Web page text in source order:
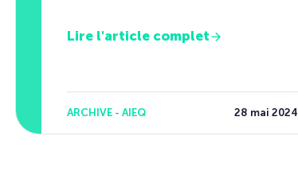
Lire l'article complet
ARCHIVE - AIEQ 28 mai 2024